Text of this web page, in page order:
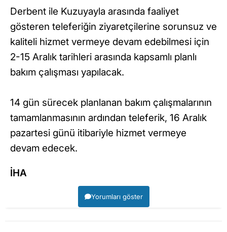
Derbent ile Kuzuyayla arasında faaliyet
gösteren teleferiğin ziyaretçilerine sorunsuz ve
kaliteli hizmet vermeye devam edebilmesi için
2-15 Aralık tarihleri arasında kapsamlı planlı
bakım çalışması yapılacak.
14 gün sürecek planlanan bakım çalışmalarının
tamamlanmasının ardından teleferik, 16 Aralık
pazartesi günü itibariyle hizmet vermeye
devam edecek.
İHA
Yorumları göster